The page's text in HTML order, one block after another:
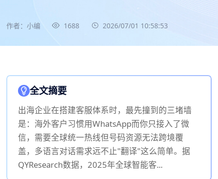
作者：小编 1688 2026/07/01 10:58:53
全文摘要
出海企业在搭建客服体系时，最先撞到的三堵墙
是：海外客户习惯用WhatsApp而你只接入了微
信，需要全球统一热线但号码资源无法跨境覆
盖，多语言对话需求远不止"翻译"这么简单。据
QYResearch数据，2025年全球智能客...